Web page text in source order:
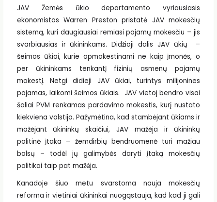
JAV Žemės ūkio departamento vyriausiasis
ekonomistas Warren Preston pristatė JAV mokesčių
sistemą, kuri daugiausiai remiasi pajamų mokesčiu – jis
svarbiausias ir ūkininkams. Didžioji dalis JAV ūkių –
šeimos ūkiai, kurie apmokestinami ne kaip įmonės, o
per ūkininkams tenkantį fizinių asmenų pajamų
mokestį. Netgi didieji JAV ūkiai, turintys milijonines
pajamas, laikomi šeimos ūkiais. JAV vietoj bendro visai
šaliai PVM renkamas pardavimo mokestis, kurį nustato
kiekviena valstija. Pažymėtina, kad stambėjant ūkiams ir
mažėjant ūkininkų skaičiui, JAV mažėja ir ūkininkų
politinė įtaka – žemdirbių bendruomenė turi mažiau
balsų – todėl jų galimybės daryti įtaką mokesčių
politikai taip pat mažėja.
Kanadoje šiuo metu svarstoma nauja mokesčių
reforma ir vietiniai ūkininkai nuogąstauja, kad kad ji gali